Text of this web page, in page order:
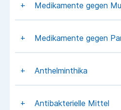
Medikamente gegen
Medikamente gegen
Anthelminthika
Antibakterielle Mittel